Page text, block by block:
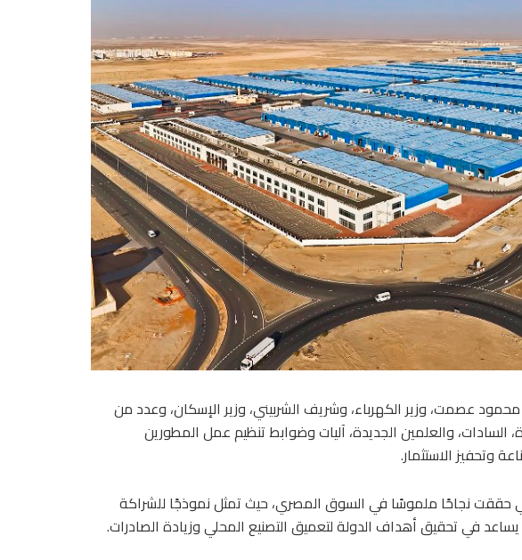
محمود عصمت، وزير الكهرباء، وشريف الشربيني، وزير الإسكان، وعدد من
السادات، والعلمين الجديدة، آليات وضوابط تنظيم عمل المطورين
وتحفيز الاستثمار.
حققت نجاحًا ملموسًا في السوق المصري، حيث تمثل نموذجًا للشراكة
في تحقيق أهداف الدولة لتعميق التصنيع المحلي وزيادة الصادرات.